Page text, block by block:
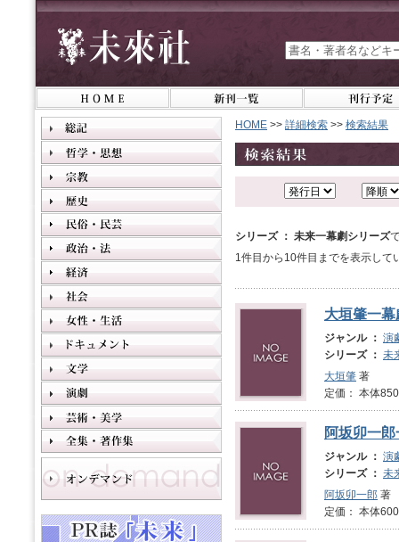
HOME >> 詳細検索 >> 検索結果
シリーズ ： 未来一幕劇シリーズ
1件目から10件目までを表示して
大垣肇一幕
ジャンル ： 演
シリーズ ： 未
大垣肇 著
定価： 本体
阿坂卯一
ジャンル ： 演
シリーズ ： 未
阿坂卯一郎 著
定価： 本体